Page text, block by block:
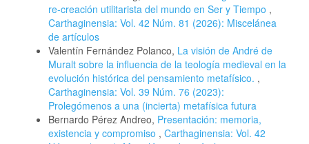
re-creación utilitarista del mundo en Ser y Tiempo ,
Carthaginensia: Vol. 42 Núm. 81 (2026): Miscelánea
de artículos
Valentín Fernández Polanco, La visión de André de
Muralt sobre la influencia de la teología medieval en la
evolución histórica del pensamiento metafísico. ,
Carthaginensia: Vol. 39 Núm. 76 (2023):
Prolegómenos a una (incierta) metafísica futura
Bernardo Pérez Andreo, Presentación: memoria,
existencia y compromiso , Carthaginensia: Vol. 42